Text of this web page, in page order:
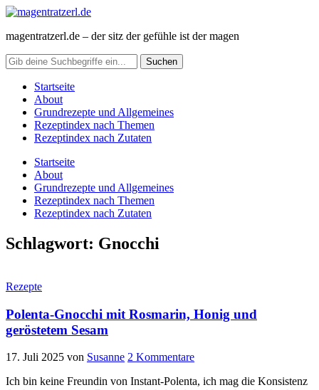
magentratzerl.de – der sitz der gefühle ist der magen
Startseite
About
Grundrezepte und Allgemeines
Rezeptindex nach Themen
Rezeptindex nach Zutaten
Startseite
About
Grundrezepte und Allgemeines
Rezeptindex nach Themen
Rezeptindex nach Zutaten
Schlagwort: Gnocchi
Rezepte
Polenta-Gnocchi mit Rosmarin, Honig und
geröstetem Sesam
17. Juli 2025 von Susanne 2 Kommentare
Ich bin keine Freundin von Instant-Polenta, ich mag die Konsistenz